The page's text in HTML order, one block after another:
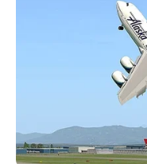
berkompetisi. Di bawah
wanita itu menghadapi
Terkadang keduanya
sebuahpenyakit. Hingga
Tiongkok untuk
Du Di justru menjadi